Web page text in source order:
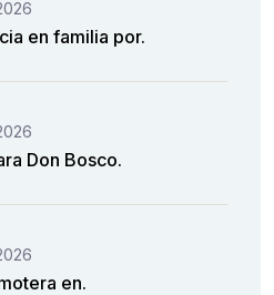
en familia por.
Don Bosco.
en.